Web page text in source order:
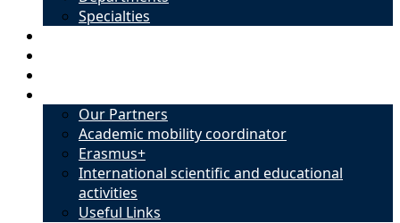
Specialties
Our Partners
Academic mobility coordinator
Erasmus+
International scientific and educational
activities
Useful Links